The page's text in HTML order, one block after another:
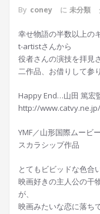
By coney に 未分類
幸せ物語の半数以上の
t-artistさんから
役者さんの演技を拝見
二作品、お借りして参
Happy End…山田 篤宏
http://
YMF／山形国際ムービ
スカラシップ作品
とてもビビッドな色合
映画好きの主人公の干
が、
映画みたいな恋に落ち